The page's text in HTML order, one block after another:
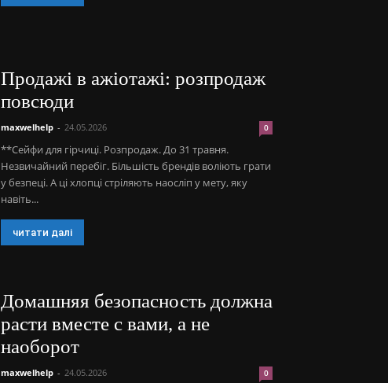
Продажі в ажіотажі: розпродаж
повсюди
maxwelhelp - 24.05.2026 0
**Сейфи для гірчиці. Розпродаж. До 31 травня.
Незвичайний перебіг. Більшість брендів воліють грати
у безпеці. А ці хлопці стріляють наосліп у мету, яку
навіть...
читати далі
Домашняя безопасность должна
расти вместе с вами, а не
наоборот
maxwelhelp - 24.05.2026 0